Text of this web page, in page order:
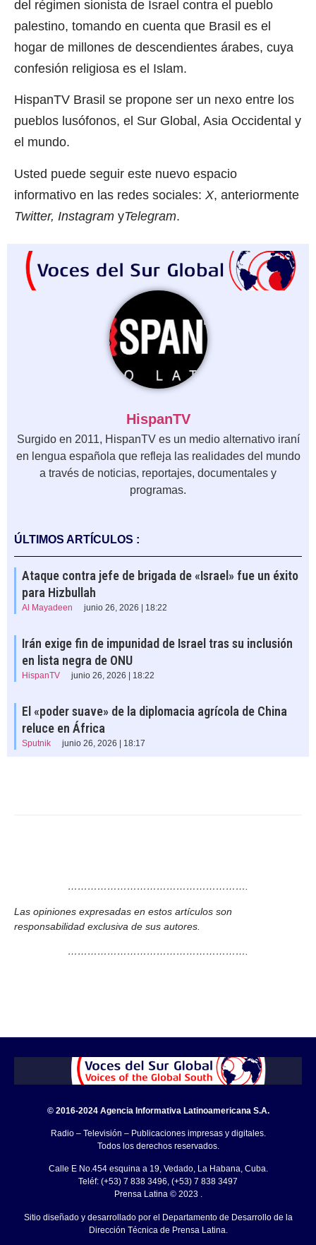
del régimen sionista de Israel contra el pueblo
palestino, tomando en cuenta que Brasil es el
hogar de millones de descendientes árabes, cuya
confesión religiosa es el Islam.
HispanTV Brasil se propone ser un nexo entre los
pueblos lusófonos, el Sur Global, Asia Occidental y
el mundo.
Usted puede seguir este nuevo espacio
informativo en las redes sociales: X, anteriormente
Twitter, Instagram yTelegram.
HispanTV
Surgido en 2011, HispanTV es un medio alternativo iraní
en lengua española que refleja las realidades del mundo
a través de noticias, reportajes, documentales y
programas.
ÚLTIMOS ARTÍCULOS :
Ataque contra jefe de brigada de «Israel» fue un éxito
para Hizbullah
Al Mayadeen junio 26, 2026 | 18:22
Irán exige fin de impunidad de Israel tras su inclusión
en lista negra de ONU
HispanTV junio 26, 2026 | 18:22
El «poder suave» de la diplomacia agrícola de China
reluce en África
Sputnik junio 26, 2026 | 18:17
……………………………………………….
Las opiniones expresadas en estos artículos son
responsabilidad exclusiva de sus autores.
……………………………………………….
© 2016-2024 Agencia Informativa Latinoamericana S.A.
Radio – Televisión – Publicaciones impresas y digitales.
Todos los derechos reservados.
Calle E No.454 esquina a 19, Vedado, La Habana, Cuba.
Teléf: (+53) 7 838 3496, (+53) 7 838 3497
Prensa Latina © 2023 .
Sitio diseñado y desarrollado por el Departamento de Desarrollo de la
Dirección Técnica de Prensa Latina.